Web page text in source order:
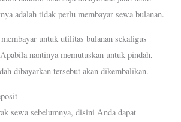
adalah tidak perlu membayar sewa bulanan.
untuk utilitas bulanan sekaligus
nantinya memutuskan untuk pindah,
dibayarkan tersebut akan dikembalikan.
sewa sebelumnya, disini Anda dapat